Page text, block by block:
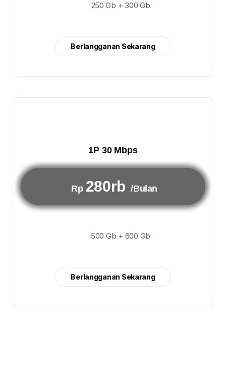
250 Gb + 300 Gb
Berlangganan Sekarang
1P 30 Mbps
Rp 280rb /Bulan
500 Gb + 600 Gb
Berlangganan Sekarang